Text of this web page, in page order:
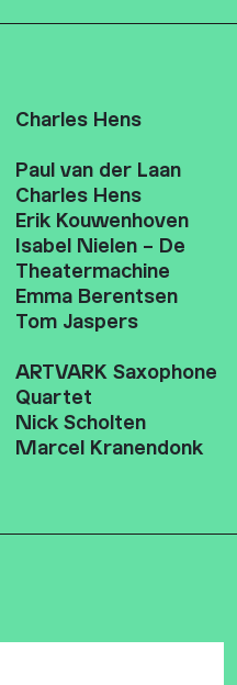
Charles Hens
Paul van der Laan
Charles Hens
Erik Kouwenhoven
Isabel Nielen – De
Theatermachine
Emma Berentsen
Tom Jaspers
ARTVARK Saxophone
Quartet
Nick Scholten
Marcel Kranendonk